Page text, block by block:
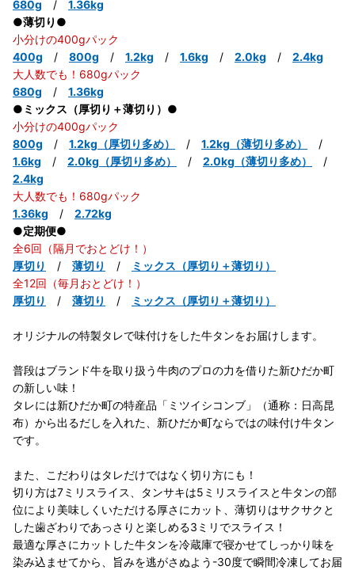
680g / 1.36kg
●薄切り●
小分けの400gパック
400g / 800g / 1.2kg / 1.6kg / 2.0kg / 2.4kg
大人数でも！680gパック
680g / 1.36kg
●ミックス（厚切り＋薄切り）●
小分けの400gパック
800g / 1.2kg（厚切り多め） / 1.2kg（薄切り多め）
/
1.6kg / 2.0kg（厚切り多め） / 2.0kg（薄切り多め）
/
2.4kg
大人数でも！680gパック
1.36kg / 2.72kg
●定期便●
全6回（隔月でおとどけ！）
厚切り
/ 薄切り /
ミックス（厚切り＋薄切り）
全12回（毎月おとどけ！）
厚切り
/ 薄切り / ミックス（厚切り＋薄切り）
オリジナルの特製タレで味付けをした牛タンをお届けします。
普段はブランド牛を取り扱う牛肉のプロの力を借りた新ひだか町
の新しい味！
タレには新ひだか町の特産品「ミツイシコンブ」（通称：日高昆
布）から出るだしを入れた、新ひだか町ならではの味付け牛タン
です。
また、こだわりはタレだけではなく切り方にも！
切り方は7ミリスライス、タンサキは5ミリスライスと牛タンの部
位により美味しくいただける厚さにカット、薄切りはサクサクと
した歯ざわりであっさりと楽しめる3ミリでスライス！
最適な厚さにカットした牛タンを冷蔵庫で寝かせてしっかり味を
染み込ませてから、旨みを逃がさぬよう-30度で瞬間冷凍してお届